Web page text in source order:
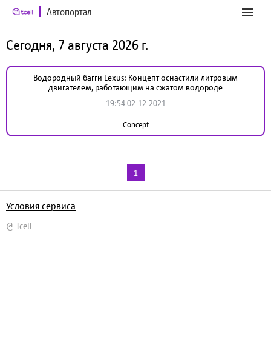
Автопортал
Сегодня, 7 августа 2026 г.
Водородный багги Lexus: Концепт оснастили литровым
двигателем, работающим на сжатом водороде
19:54 02-12-2021
Concept
1
@ Tcell
Условия сервиса